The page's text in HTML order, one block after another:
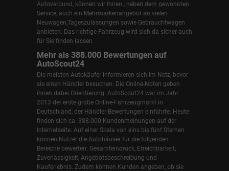
Autoverbund, können wir Ihnen , neben dem gewohnten
Service, auch ein Mehrmarkenangebot an vielen
Neuwagen,Tageszulassungen sowie Gebrauchtwagen
anbieten. Das richtige Fahrzeug wird sich da sicher auch
für Sie finden lassen.
Mehr als 388.000 Bewertungen auf
AutoScout24
Die meisten Autokäufer informieren sich im Netz, bevor
sie einen Händler besuchen. Die Online-Noten geben
ihnen dabei Orientierung. AutoScout24 war im Jahr
2013 der erste große Online-Fahrzeugmarkt in
Deutschland, der Händler-Bewertungen einführte. Heute
finden sich ca. 388.000 Kundenmeinungen auf der
Internetseite. Auf einer Skala von eins bis fünf Sternen
können Nutzer die Autohäuser für die folgenden
Bereiche bewerten: Gesamteindruck, Erreichbarkeit,
Zuverlässigkeit, Angebotsbeschreibung und
Kauferlebnis. Zudem können Kunden angeben, ob sie